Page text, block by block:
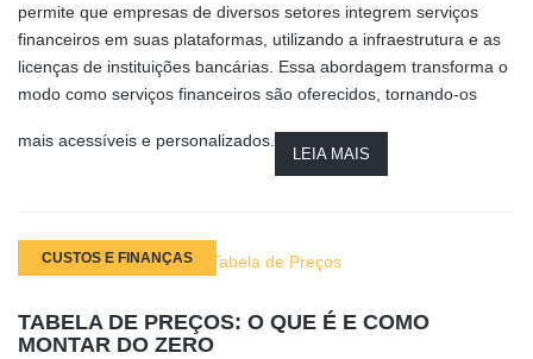
permite que empresas de diversos setores integrem serviços
financeiros em suas plataformas, utilizando a infraestrutura e as
licenças de instituições bancárias. Essa abordagem transforma o
modo como serviços financeiros são oferecidos, tornando-os
mais acessíveis e personalizados.
LEIA MAIS
CUSTOS E FINANÇAS
TABELA DE PREÇOS: O QUE É E COMO
MONTAR DO ZERO